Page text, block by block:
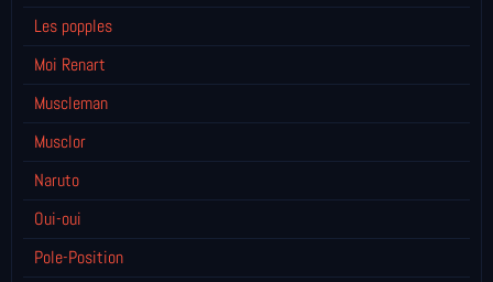
Les popples
Moi Renart
Muscleman
Musclor
Naruto
Oui-oui
Pole-Position